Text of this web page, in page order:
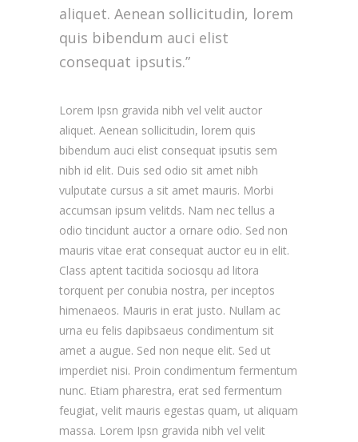
aliquet. Aenean sollicitudin, lorem
quis bibendum auci elist
consequat ipsutis.”
Lorem Ipsn gravida nibh vel velit auctor
aliquet. Aenean sollicitudin, lorem quis
bibendum auci elist consequat ipsutis sem
nibh id elit. Duis sed odio sit amet nibh
vulputate cursus a sit amet mauris. Morbi
accumsan ipsum velitds. Nam nec tellus a
odio tincidunt auctor a ornare odio. Sed non
mauris vitae erat consequat auctor eu in elit.
Class aptent tacitida sociosqu ad litora
torquent per conubia nostra, per inceptos
himenaeos. Mauris in erat justo. Nullam ac
urna eu felis dapibsaeus condimentum sit
amet a augue. Sed non neque elit. Sed ut
imperdiet nisi. Proin condimentum fermentum
nunc. Etiam pharestra, erat sed fermentum
feugiat, velit mauris egestas quam, ut aliquam
massa. Lorem Ipsn gravida nibh vel velit